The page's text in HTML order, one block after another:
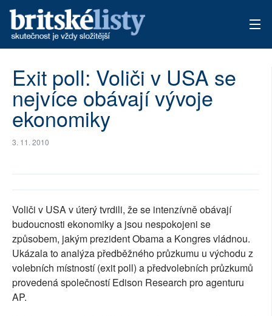
ARCHIV
TÉMATA
AUTOŘI
Exit poll: Voliči v USA se
nejvíce obávají vývoje
ekonomiky
3. 11. 2010
Voliči v USA v úterý tvrdili, že se intenzívně obávají
budoucnosti ekonomiky a jsou nespokojeni se
způsobem, jakým prezident Obama a Kongres vládnou.
Ukázala to analýza předběžného průzkumu u východu z
volebních místností (exit poll) a předvolebních průzkumů
provedená společností Edison Research pro agenturu
AP.